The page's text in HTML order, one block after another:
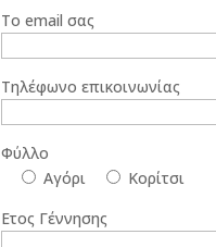
Το email σας
Τηλέφωνο επικοινωνίας
Φύλλο
Αγόρι
Κορίτσι
Ετος Γέννησης